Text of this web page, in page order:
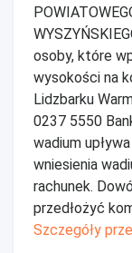
osoby, które
wysokości na
Lidzbarku
0237 5550
wadium
wniesienia
rachunek.
przedłożyć
Szczegóły